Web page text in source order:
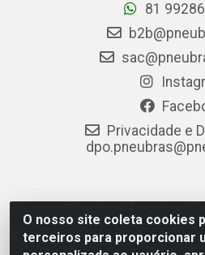
O nosso site coleta cookies
terceiros para proporcionar
81
Privacidade e
PneuBras - Rodovia BR-
Jaboatão dos Guararapes/PE -
08.678.386/0001-05 -